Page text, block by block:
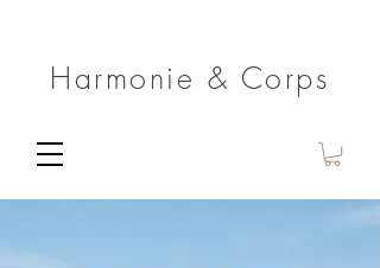
Harmonie & Corps